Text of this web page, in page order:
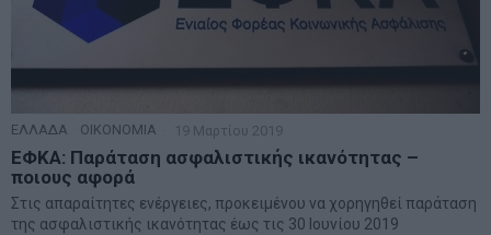
ΕΛΛΑΔΑ ΟΙΚΟΝΟΜΙΑ 19 Μαρτίου 2019
ΕΦΚΑ: Παράταση ασφαλιστικής ικανότητας –
ποιους αφορά
Στις απαραίτητες ενέργειες, προκειμένου να χορηγηθεί παράταση
της ασφαλιστικής ικανότητας έως τις 30 Ιουνίου 2019